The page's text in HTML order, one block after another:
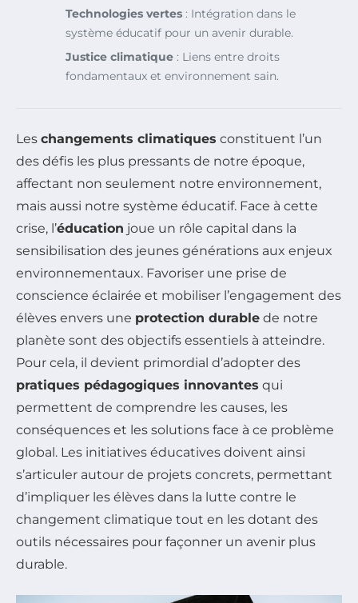
Technologies vertes : Intégration dans le
système éducatif pour un avenir durable.
Justice climatique : Liens entre droits
fondamentaux et environnement sain.
Les changements climatiques constituent l’un
des défis les plus pressants de notre époque,
affectant non seulement notre environnement,
mais aussi notre système éducatif. Face à cette
crise, l’éducation joue un rôle capital dans la
sensibilisation des jeunes générations aux enjeux
environnementaux. Favoriser une prise de
conscience éclairée et mobiliser l’engagement des
élèves envers une protection durable de notre
planète sont des objectifs essentiels à atteindre.
Pour cela, il devient primordial d’adopter des
pratiques pédagogiques innovantes qui
permettent de comprendre les causes, les
conséquences et les solutions face à ce problème
global. Les initiatives éducatives doivent ainsi
s’articuler autour de projets concrets, permettant
d’impliquer les élèves dans la lutte contre le
changement climatique tout en les dotant des
outils nécessaires pour façonner un avenir plus
durable.